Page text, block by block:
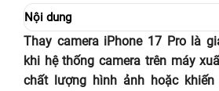
Nội dung
Thay camera iPhone 17 Pro là
khi hệ thống camera trên máy
chất lượng hình ảnh hoặc